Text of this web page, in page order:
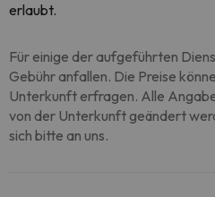
erlaubt.
Für einige der aufgeführten
Gebühr anfallen. Die Preise
Unterkunft erfragen. Alle
von der Unterkunft geändert
sich bitte an uns.